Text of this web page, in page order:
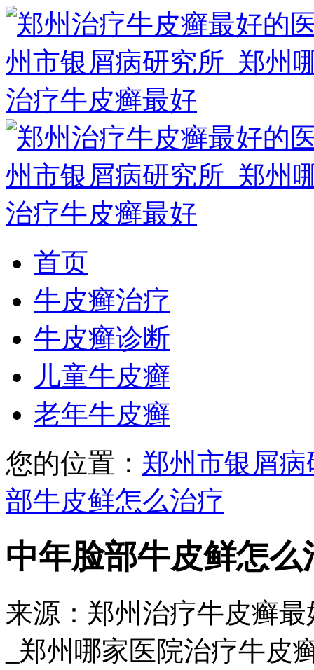
首页
牛皮癣治疗
牛皮癣诊断
儿童牛皮癣
老年牛皮癣
您的位置： 郑州市银屑病
部牛皮鲜怎么治疗
中年脸部牛皮鲜怎么
来源：郑州治疗牛皮癣
_郑州哪家医院治疗牛皮